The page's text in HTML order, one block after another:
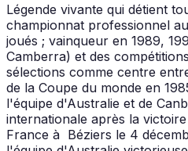
Légende vivante qui détient
championnat professionnel
joués ; vainqueur en 1989,
Camberra) et des
sélections comme centre
de la Coupe du monde en
l'équipe d'Australie et de
internationale après la
France à Béziers le 4